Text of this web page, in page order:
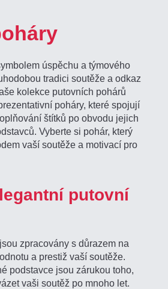
úspěchu a týmového
tradici soutěže a odkaz
kolekce putovních pohárů
poháry, které spojují
štítků po obvodu jejich
Vyberte si pohár, který
vaší soutěže a motivací pro
putovní
zpracovány s důrazem na
a prestiž vaší soutěže.
podstavce jsou zárukou toho,
vaši soutěž po mnoho let.